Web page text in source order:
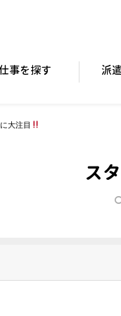
事を探す 派
大注目
ス